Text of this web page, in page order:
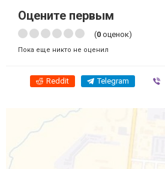
Оцените первым
(0 оценок)
Пока еще никто не оценил
Reddit Telegram